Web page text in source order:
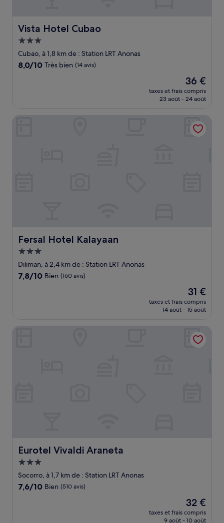
Vista Hotel Cubao
Vista Hotel Cubao
Hébergement
3.0 étoiles
Cubao, à 1,8 km de : Station LRT Anonas
8.0
8,0/10 Très bien (14 avis)
Le
nouveau
prix
de
36 €
36 €
taxes et frais compris
23 août - 24 août
Fersal Hotel Kalayaan
Fersal Hotel Kalayaan
Hébergement
3.0 étoiles
Diliman, à 2,4 km de : Station LRT Anonas
7.8
7,8/10 Bien (160 avis)
Le
nouveau
prix
de
31 €
31 €
taxes et frais compris
14 août - 15 août
Eurotel Vivaldi Araneta
Eurotel Vivaldi Araneta
Hébergement
3.0 étoiles
Socorro, à 1,7 km de : Station LRT Anonas
7.6
7,6/10 Bien (510 avis)
Le
nouveau
prix
32 €
taxes et frais compris
9 août - 10 août